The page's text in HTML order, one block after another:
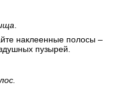
.
наклеенные полосы –
пузырей.